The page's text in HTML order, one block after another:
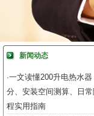
新闻动态
·一文读懂200升电热水器
分、安装空间测算、日
程实用指南